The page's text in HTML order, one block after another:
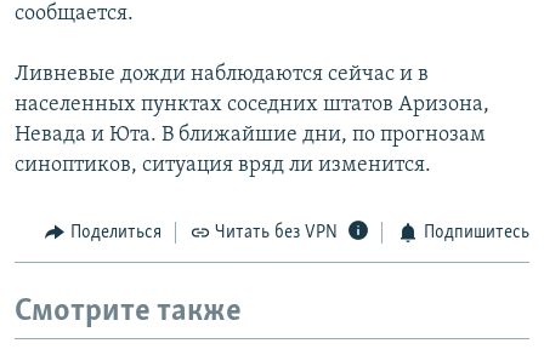
Все сайты РСЕ/РС
сообщается.
Ливневые дожди наблюдаются сейчас и в
населенных пунктах соседних штатов Аризона,
Невада и Юта. В ближайшие дни, по прогнозам
синоптиков, ситуация вряд ли изменится.
Поделиться Читать без VPN Подпишитесь
Смотрите также